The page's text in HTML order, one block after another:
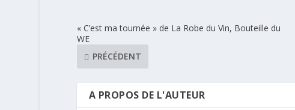
« C’est ma tournée » de La Robe du Vin, Bouteille du
WE
PRÉCÉDENT
A PROPOS DE L'AUTEUR